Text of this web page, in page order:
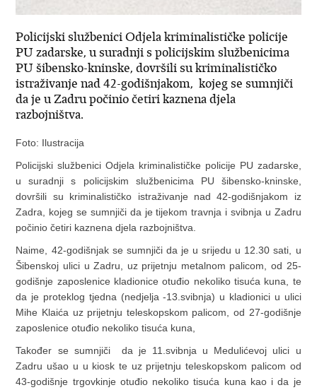
Policijski službenici Odjela kriminalističke policije
PU zadarske, u suradnji s policijskim službenicima
PU šibensko-kninske, dovršili su kriminalističko
istraživanje nad 42-godišnjakom, kojeg se sumnjiči
da je u Zadru počinio četiri kaznena djela
razbojništva.
Foto: Ilustracija
Policijski službenici Odjela kriminalističke policije PU zadarske,
u suradnji s policijskim službenicima PU šibensko-kninske,
dovršili su kriminalističko istraživanje nad 42-godišnjakom iz
Zadra, kojeg se sumnjiči da je tijekom travnja i svibnja u Zadru
počinio četiri kaznena djela razbojništva.
Naime, 42-godišnjak se sumnjiči da je u srijedu u 12.30 sati, u
Šibenskoj ulici u Zadru, uz prijetnju metalnom palicom, od 25-
godišnje zaposlenice kladionice otuđio nekoliko tisuća kuna, te
da je proteklog tjedna (nedjelja -13.svibnja) u kladionici u ulici
Mihe Klaića uz prijetnju teleskopskom palicom, od 27-godišnje
zaposlenice otuđio nekoliko tisuća kuna,
Također se sumnjiči da je 11.svibnja u Medulićevoj ulici u
Zadru ušao u u kiosk te uz prijetnju teleskopskom palicom od
43-godišnje trgovkinje otuđio nekoliko tisuća kuna kao i da je